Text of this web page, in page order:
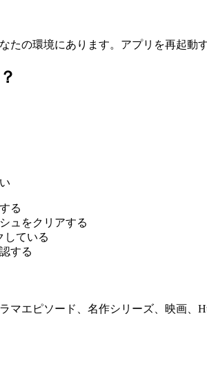
の環境にあります。アプリを再起動
る
ュをクリアする
している
する
エピソード、名作シリーズ、映画、